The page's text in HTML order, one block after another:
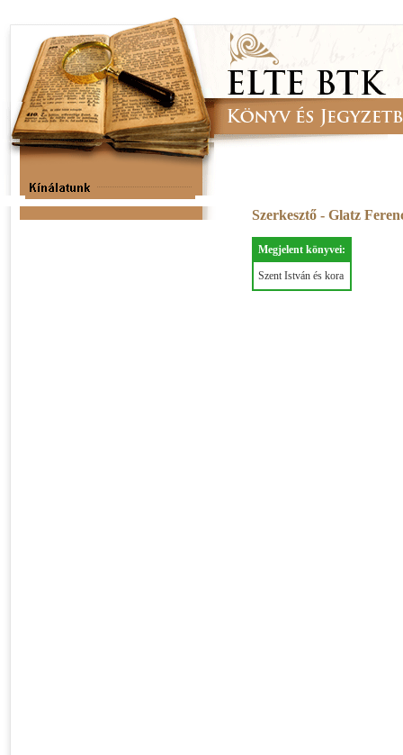
Szerkesztő - Glatz
Megjelent könyvei:
Szent István és kora